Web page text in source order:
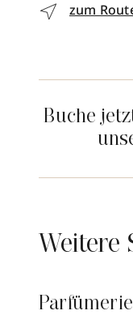
zum
Buche
Weitere